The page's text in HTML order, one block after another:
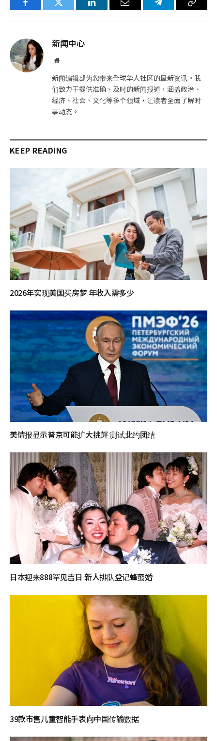
FacebookTwitter LinkedIn电
Telegram复
新闻中心
网
新闻编辑部为您带来全球华人社区的最新资讯。我
们致力于提供准确、及时的新闻报道，涵盖政治、
经济、社会、文化等多个领域，让读者全面了解时
事动态。
KEEP READING
2026年实现美国买房梦 年收入需多少
美情报显示普京可能扩大挑衅 测试北约团结
日本迎来888罕见吉日 新人排队登记蜂蜜婚
39款市售儿童智能手表向中国传输数据